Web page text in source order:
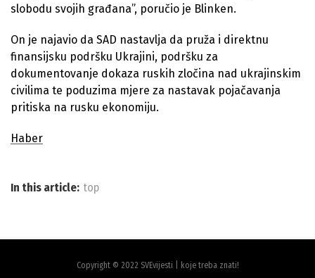
slobodu svojih građana”, poručio je Blinken.
On je najavio da SAD nastavlja da pruža i direktnu
finansijsku podršku Ukrajini, podršku za
dokumentovanje dokaza ruskih zločina nad ukrajinskim
civilima te poduzima mjere za nastavak pojačavanja
pritiska na rusku ekonomiju.
Haber
In this article: top
Copyright © 2022 SVEvijesti | koje treba znati!